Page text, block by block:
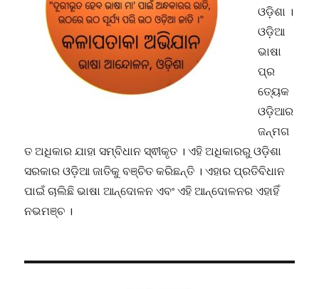
ଓଡ଼ିଶା ।
ଓଡ଼ିଆ
ଭାଷା
ପ୍ର
ତ୍ୟେକ
ଓଡ଼ିଆର
ଜନ୍ମଗ
ତ ଅଧିକାର ଯାହା ସମ୍ବିଧାନ ସ୍ଵୀକୃତ । ଏହି ଅଧିକାରରୁ ଓଡ଼ିଶା
ସରକାର ଓଡ଼ିଆ ଜାତିକୁ ବଞ୍ଚିତ କରିଛନ୍ତି । ଏହାର ପ୍ରତିବିଧାନ
ପାଇଁ ଚାଲିଛି ଭାଷା ଆନ୍ଦୋଳନ ଏବଂ ଏହି ଆନ୍ଦୋଳନର ଏହାହିଁ
ନଭମଞ୍ଚ ।